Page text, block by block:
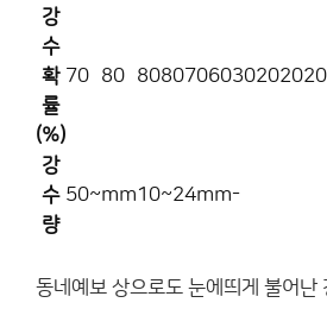
강
수
확
률
(%)
70 80 8080706030202020
강
수
량
50~mm10~24mm-
동네예보 상으로도 눈에띄게 불어난